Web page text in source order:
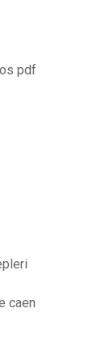
pdf
caen